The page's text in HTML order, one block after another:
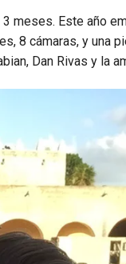
meses. Este año
8 cámaras, y una
Dan Rivas y la